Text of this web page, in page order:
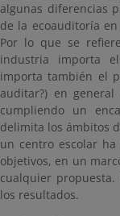
algunas diferencias
de la ecoauditoría
Por lo que se
industria importa
importa también el
auditar?) en
cumpliendo un
delimita los ámbitos
un centro escolar
objetivos, en un
cualquier
los resultados.